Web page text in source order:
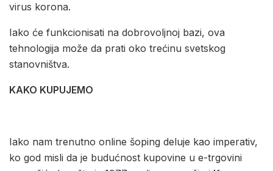
virus korona.
Iako će funkcionisati na dobrovoljnoj bazi, ova
tehnologija može da prati oko trećinu svetskog
stanovništva.
KAKO KUPUJEMO
Iako nam trenutno online šoping deluje kao imperativ,
ko god misli da je budućnost kupovine u e-trgovini